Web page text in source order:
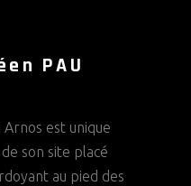
PAU
Arnos est unique
son site placé
au pied des